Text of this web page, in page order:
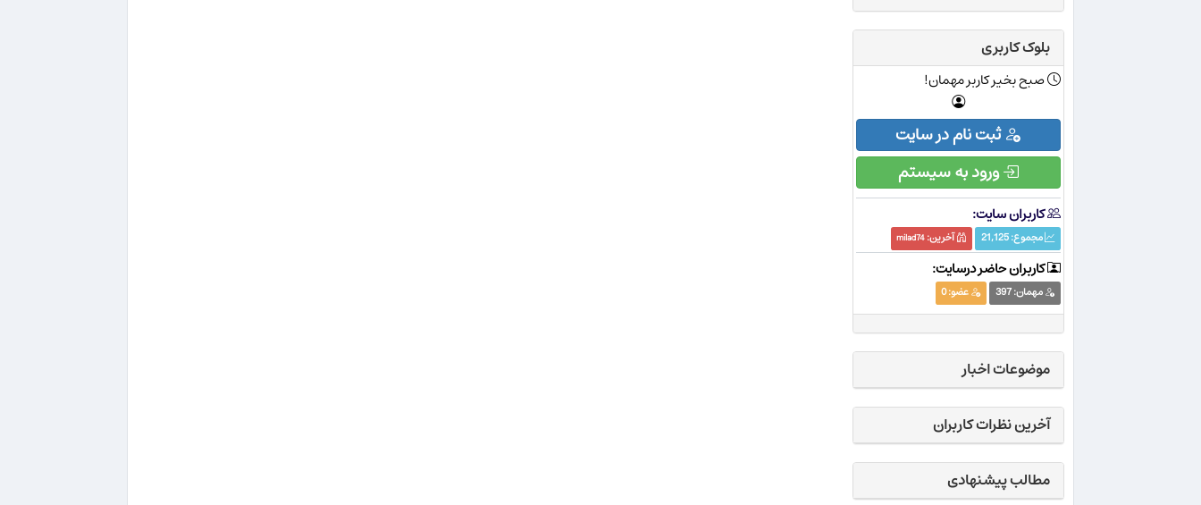
بلوک کاربری
صبح بخیر کاربر مهمان!
ثبت نام در سایت
ورود به سیستم
کاربران سایت:
مجموع:21,125 آخرین:milad74
کاربران حاضر درسایت:
مهمان:397 عضو:0
موضوعات اخبار
آخرین نظرات کاربران
مطالب پیشنهادی